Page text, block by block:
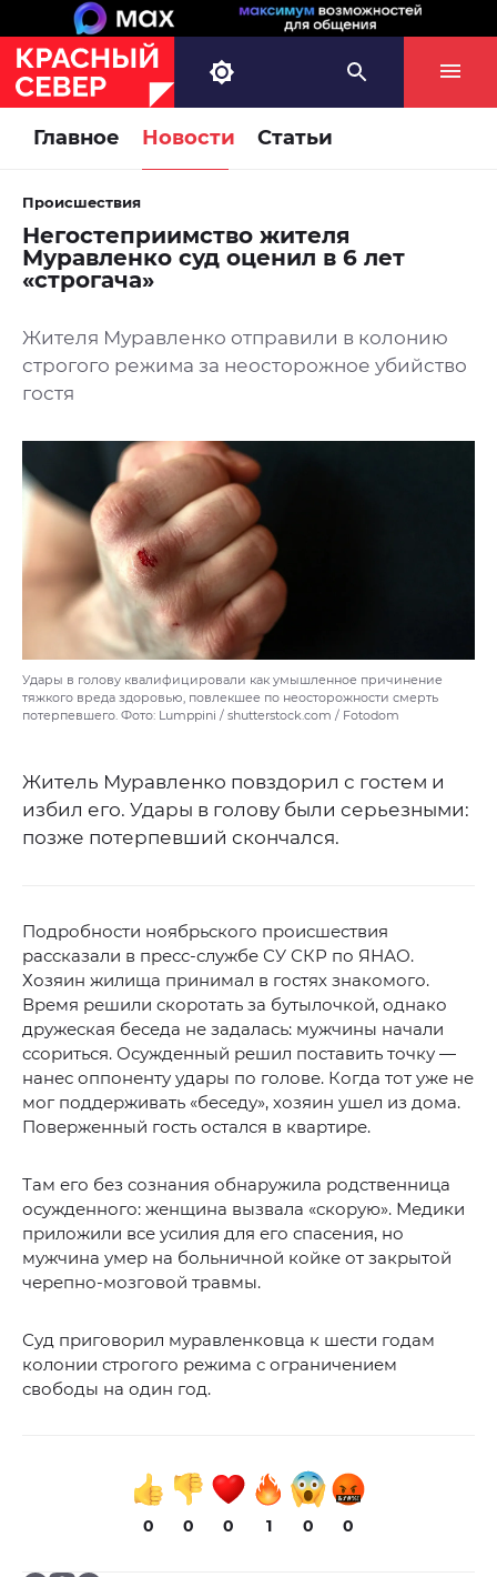
Главное Новости Статьи
Происшествия
Негостеприимство жителя
Муравленко суд оценил в 6 лет
«строгача»
Жителя Муравленко отправили в колонию
строгого режима за неосторожное убийство
гостя
Удары в голову квалифицировали как умышленное причинение
тяжкого вреда здоровью, повлекшее по неосторожности смерть
потерпевшего. Фото: Lumppini / shutterstock.com / Fotodom
Житель Муравленко повздорил с гостем и
избил его. Удары в голову были серьезными:
позже потерпевший скончался.
Подробности ноябрьского происшествия
рассказали в пресс-службе СУ СКР по ЯНАО.
Хозяин жилища принимал в гостях знакомого.
Время решили скоротать за бутылочкой, однако
дружеская беседа не задалась: мужчины начали
ссориться. Осужденный решил поставить точку —
нанес оппоненту удары по голове. Когда тот уже не
мог поддерживать «беседу», хозяин ушел из дома.
Поверженный гость остался в квартире.
Там его без сознания обнаружила родственница
осужденного: женщина вызвала «скорую». Медики
приложили все усилия для его спасения, но
мужчина умер на больничной койке от закрытой
черепно-мозговой травмы.
Суд приговорил муравленковца к шести годам
колонии строгого режима с ограничением
свободы на один год.
0 0 0 1 0 0